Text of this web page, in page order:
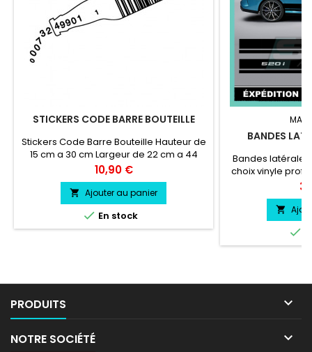
STICKERS CODE BARRE BOUTEILLE
Stickers Code Barre Bouteille Hauteur de
15 cm a 30 cm Largeur de 22 cm a 44
cmvinyle professionnel très résistant
Prix
10,90 €
 Ajouter au panier
 En stock
BANDES
Bandes latérales
choix vinyle


PRODUITS 
NOTRE SOCIÉTÉ 